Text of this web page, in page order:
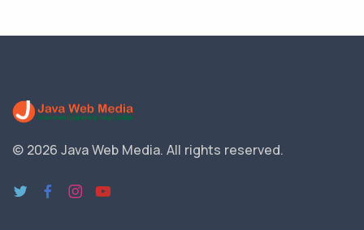
© 2026 Java Web Media. All rights reserved.